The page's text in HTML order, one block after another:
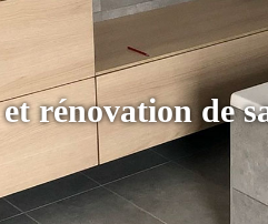
rénovation de